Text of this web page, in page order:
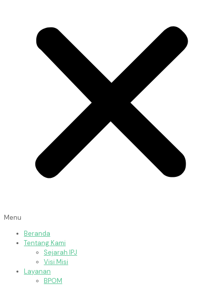
Menu
Beranda
Tentang Kami
Sejarah IPJ
Visi Misi
Layanan
BPOM